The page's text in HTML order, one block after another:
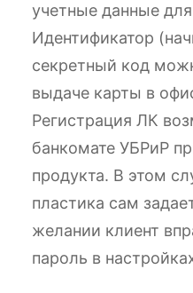
учетные данные
Идентификатор
секретный код
выдаче карты в
Регистрация ЛК
банкомате УБРиР
продукта. В этом
пластика сам
желании клиент
пароль в